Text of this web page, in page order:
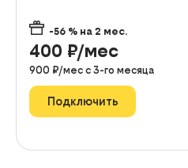
-56 % на 2 мес.
400 ₽/мес
900 ₽/мес с 3-го месяца
Подключить